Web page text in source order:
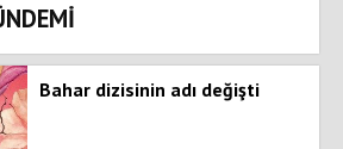
Bahar dizisinin adı değişti